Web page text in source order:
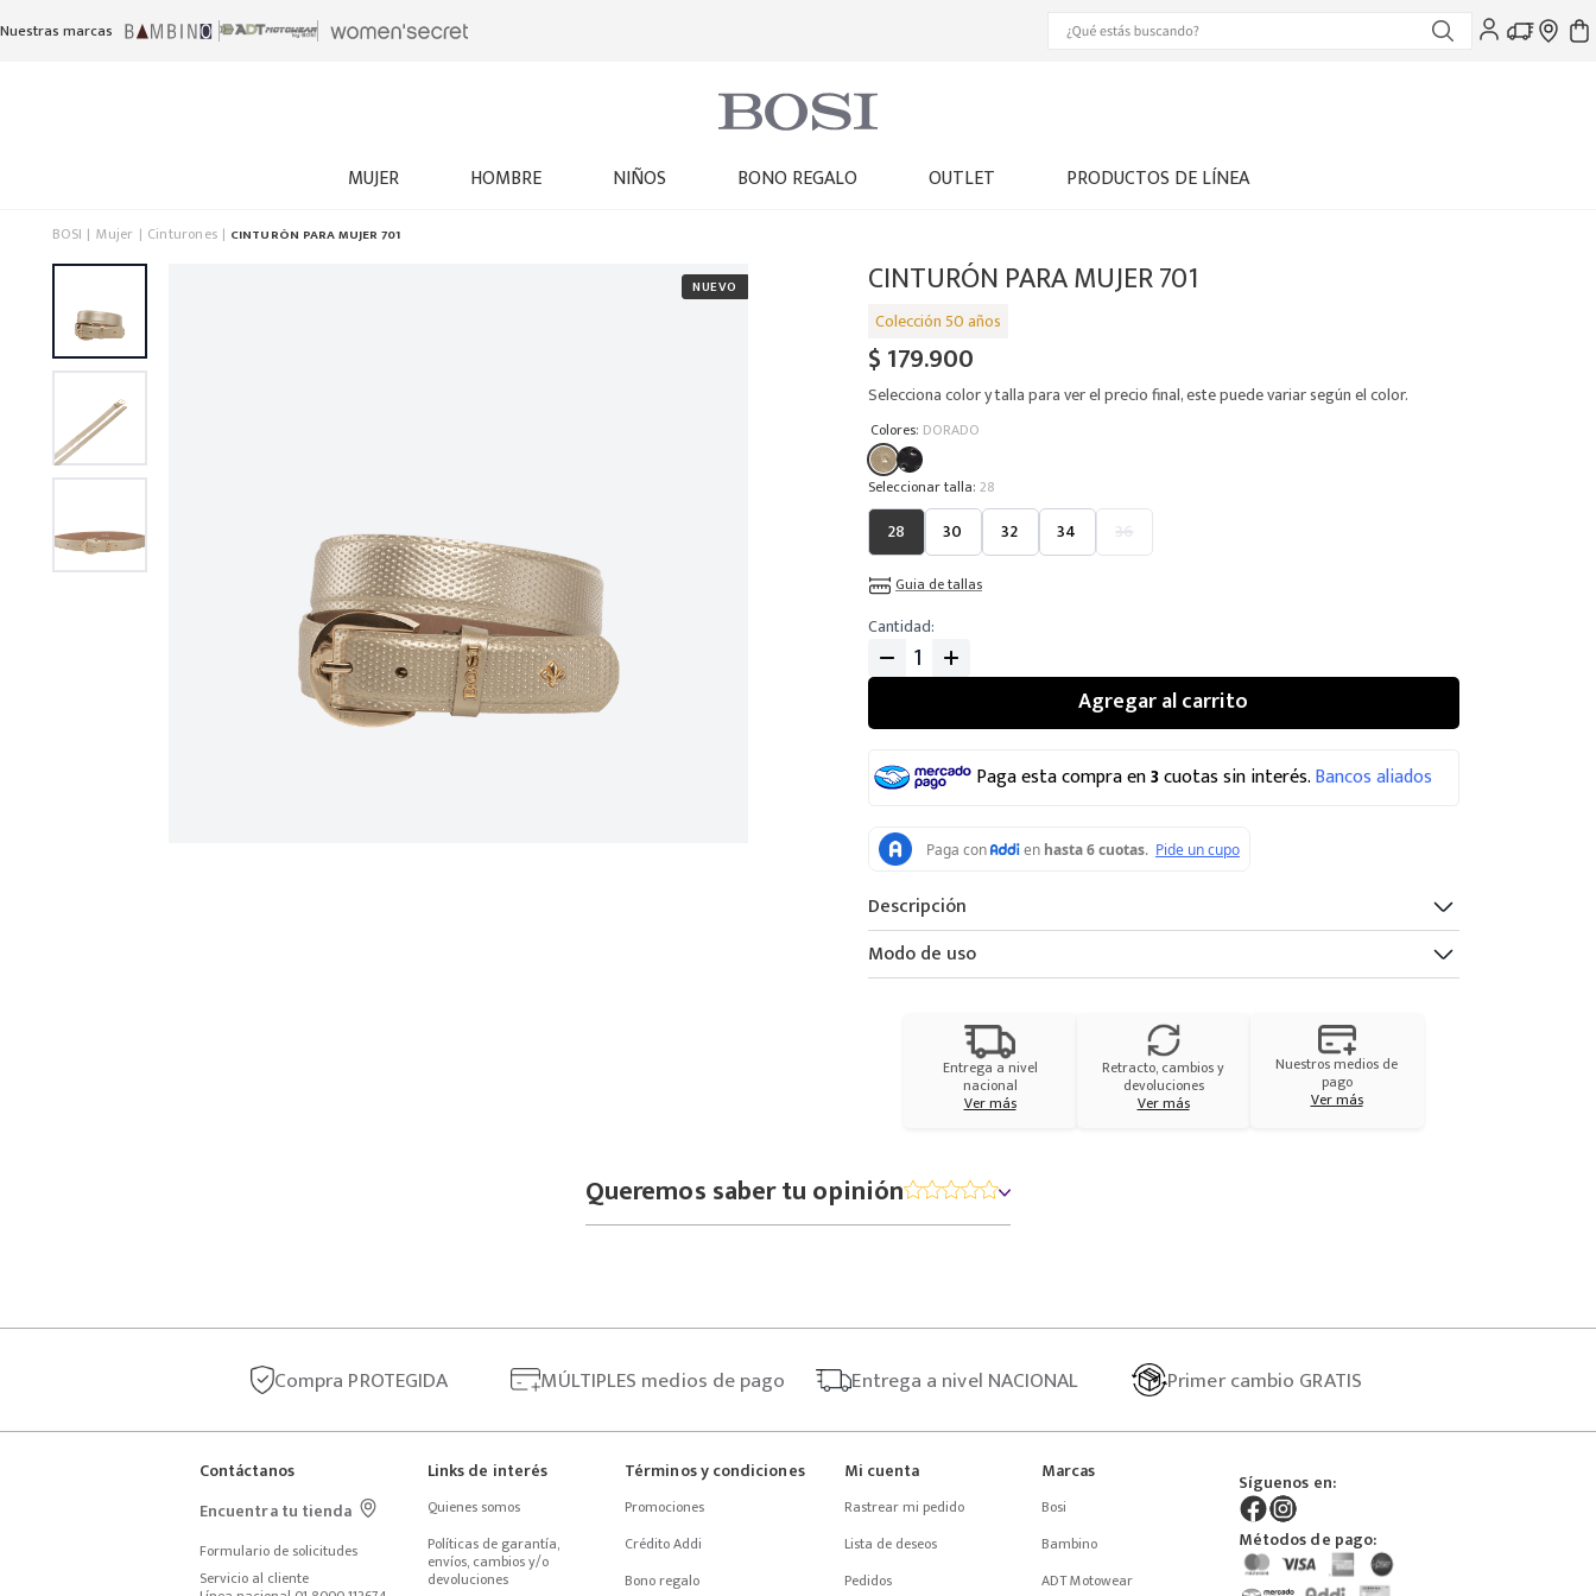
Nuestras marcas
MUJER HOMBRE NIÑOS BONO REGALO OUTLET PRODUCTOS DE LÍNEA
BOSI Mujer Cinturones CINTURÓN PARA MUJER 701
CINTURÓN PARA MUJER 701
$179.900
Selecciona color y talla para ver el precio final, este puede variar según el color.
Colores: DORADO
: 28
28 30 32 34 36
Guia de tallas
Cantidad
Agregar al carrito
Paga esta compra en3cuotas sin interés.Bancos aliados
Descripción
Modo de uso
Entrega a nivel
nacional
Ver más
Retracto, cambios y
devoluciones
Ver más
Nuestros medios de
pago
Ver más
Queremos saber tu opinión
Compra PROTEGIDA MÚLTIPLES medios de pago Entrega a nivel NACIONAL Primercambio GRATIS
Contáctanos
Encuentra tu tienda
Formulario de solicitudes
Servicio al cliente
Links de interés
Quienes somos
Políticas de garantía,
envíos, cambios y/o
devoluciones
Términos y condiciones
Promociones
Crédito Addi
Bono regalo
Mi cuenta
Rastrear mi pedido
Lista de deseos
Pedidos
Marcas
Bosi
Bambino
ADT Motowear
Síguenos en:
Métodos de pago: